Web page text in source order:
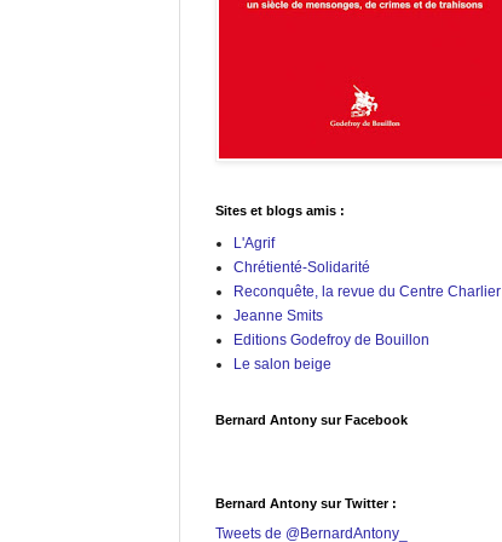
Sites et blogs amis :
L'Agrif
Chrétienté-Solidarité
Reconquête, la revue du Centre Charlier
Jeanne Smits
Editions Godefroy de Bouillon
Le salon beige
Bernard Antony sur Facebook
Bernard Antony sur Twitter :
Tweets de @BernardAntony_